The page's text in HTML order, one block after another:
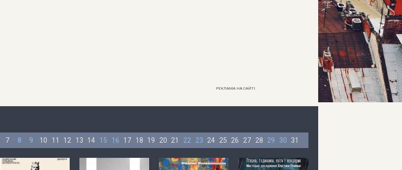
РЕКЛАМА НА САЙТІ
7 8 9 10 11 12 13 14 15 16 17 18 19 20 21 22 23 24 25 26 27 28 29 30 31